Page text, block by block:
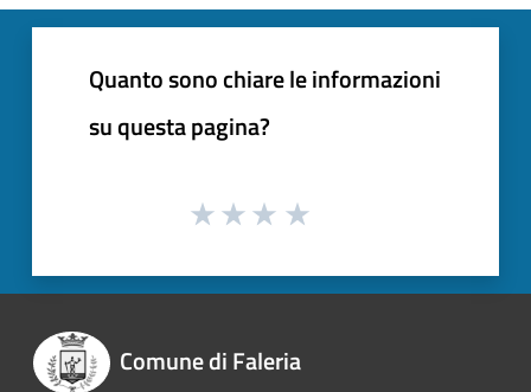
Quanto sono chiare le informazioni
su questa pagina?
Comune di Faleria